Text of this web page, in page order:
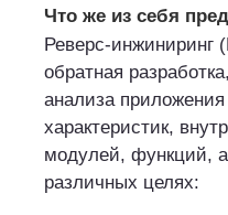
Что же из себя
Реверс-инжиниринг
обратная
анализа
характеристик,
модулей, функций,
различных целях: